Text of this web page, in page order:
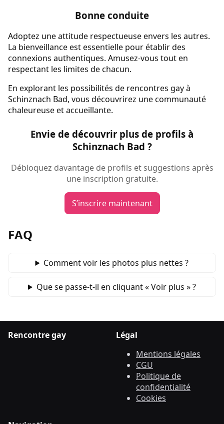
Bonne conduite
Adoptez une attitude respectueuse envers les autres.
La bienveillance est essentielle pour établir des
connexions authentiques. Amusez-vous tout en
respectant les limites de chacun.
En explorant les possibilités de rencontres gay à
Schinznach Bad, vous découvrirez une communauté
chaleureuse et accueillante.
Envie de découvrir plus de profils à
Schinznach Bad ?
Débloquez davantage de profils et suggestions après
une inscription gratuite.
S’inscrire maintenant
FAQ
Comment voir les photos plus nettes ?
Que se passe‑t‑il en cliquant « Voir plus » ?
Rencontre gay
Légal
Mentions légales
CGU
Politique de
confidentialité
Cookies